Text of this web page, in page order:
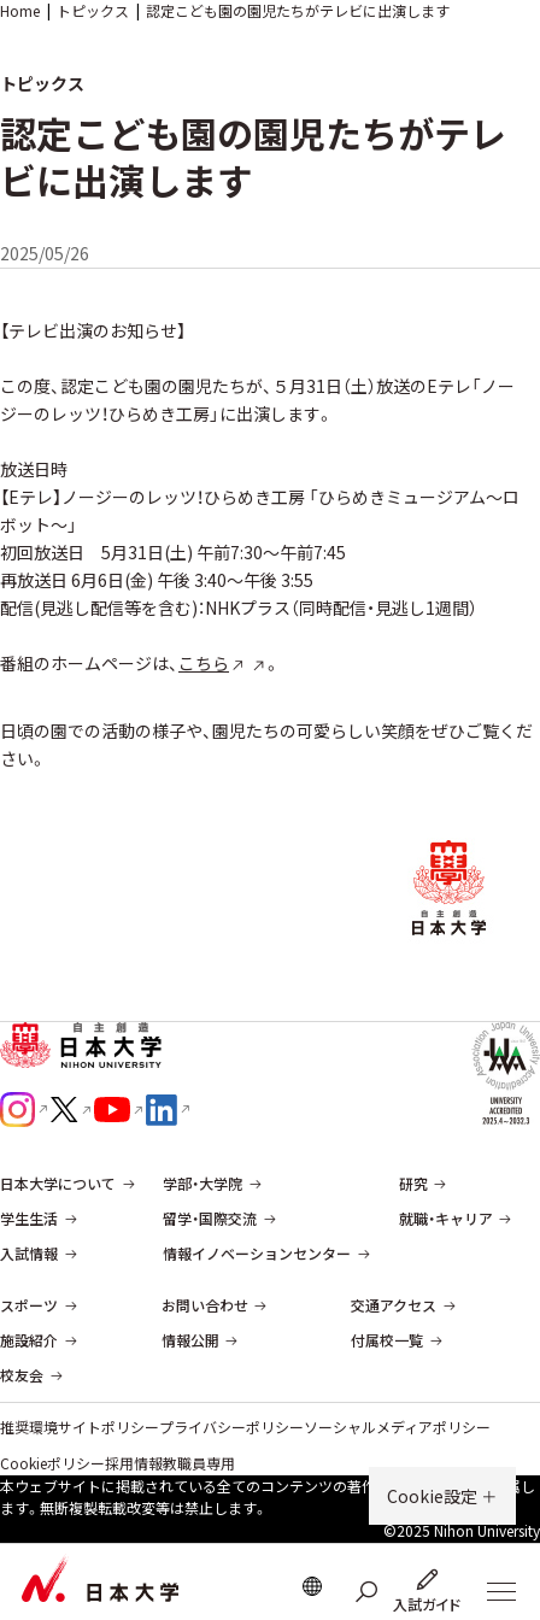
入試ガイド
Home トピックス 認定こども園の園児たちがテレビに出演します
トピックス
認定こども園の園児たちがテレ
ビに出演します
2025/05/26
【テレビ出演のお知らせ】
この度、認定こども園の園児たちが、５月31日（土）放送のEテレ「ノー
ジーのレッツ！ひらめき工房」に出演します。
放送日時
【Eテレ】ノージーのレッツ！ひらめき工房 「ひらめきミュージアム〜ロ
ボット〜」
初回放送日 5月31日(土) 午前7:30〜午前7:45
再放送日 6月6日(金) 午後 3:40～午後 3:55
配信(見逃し配信等を含む)：NHKプラス（同時配信・見逃し1週間）
番組のホームページは、 こちら 。
日頃の園での活動の様子や、園児たちの可愛らしい笑顔をぜひご覧くだ
さい。
Cookie設定
日本大学について 学部・大学院
研究
学生生活
留学・国際交流
就職・キャリア
入試情報
情報イノベーションセンター
スポーツ お問い合わせ
交通アクセス
施設紹介
情報公開
付属校一覧
校友会
推奨環境サイトポリシープライバシーポリシーソーシャルメディアポリシー
Cookieポリシー採用情報教職員専用
本ウェブサイトに掲載されている全てのコンテンツの著作権は、原則、本学に帰属し
ます。無断複製転載改変等は禁⽌します。
©2025 Nihon University